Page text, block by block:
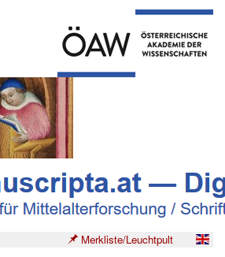
Merkliste/Leuchtpult